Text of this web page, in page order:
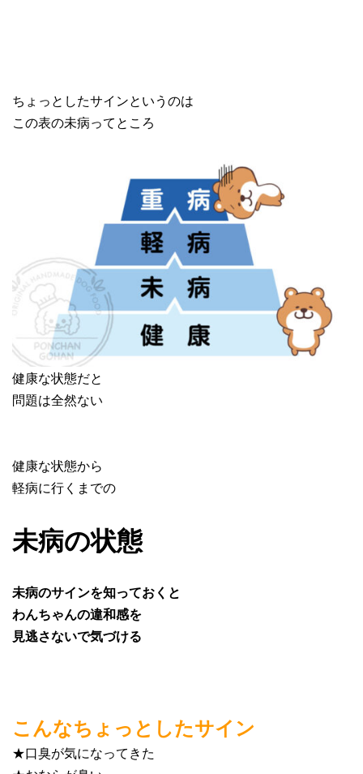
ちょっとしたサインというのは
この表の未病ってところ
健康な状態だと
問題は全然ない
健康な状態から
軽病に行くまでの
未病の状態
未病のサインを知っておくと
わんちゃんの違和感を
見逃さないで気づける
こんなちょっとしたサイン
★口臭が気になってきた